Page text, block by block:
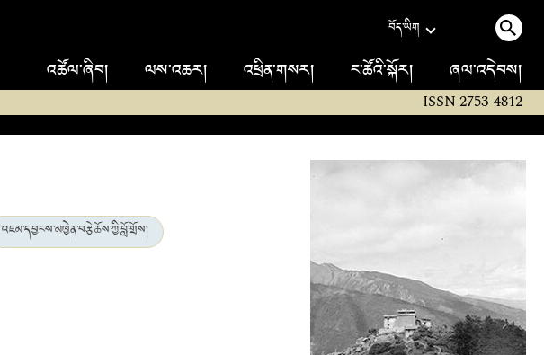
བོད་ཡིག
འཚོལ་ཞིབ། ལས་འཆར། འཕྲིན་གསར། ང་ཚོའི་སྐོར། ཞལ་འདེབས།
ISSN 2753-4812
འཇམ་དབྱངས་མཁྱེན་བརྩེ་ཆོས་ཀྱི་བློ་གྲོས།